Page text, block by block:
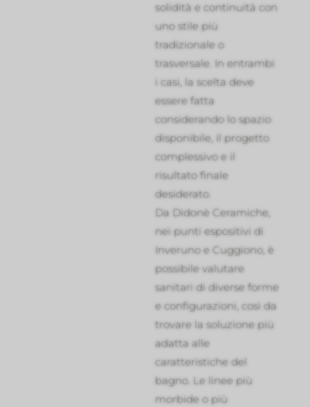
solidità e continuità con
uno stile più
tradizionale o
trasversale. In entrambi
i casi, la scelta deve
essere fatta
considerando lo spazio
disponibile, il progetto
complessivo e il
risultato finale
desiderato.
Da Didonè Ceramiche,
nei punti espositivi di
Inveruno e Cuggiono, è
possibile valutare
sanitari di diverse forme
e configurazioni, così da
trovare la soluzione più
adatta alle
caratteristiche del
bagno. Le linee più
morbide o più